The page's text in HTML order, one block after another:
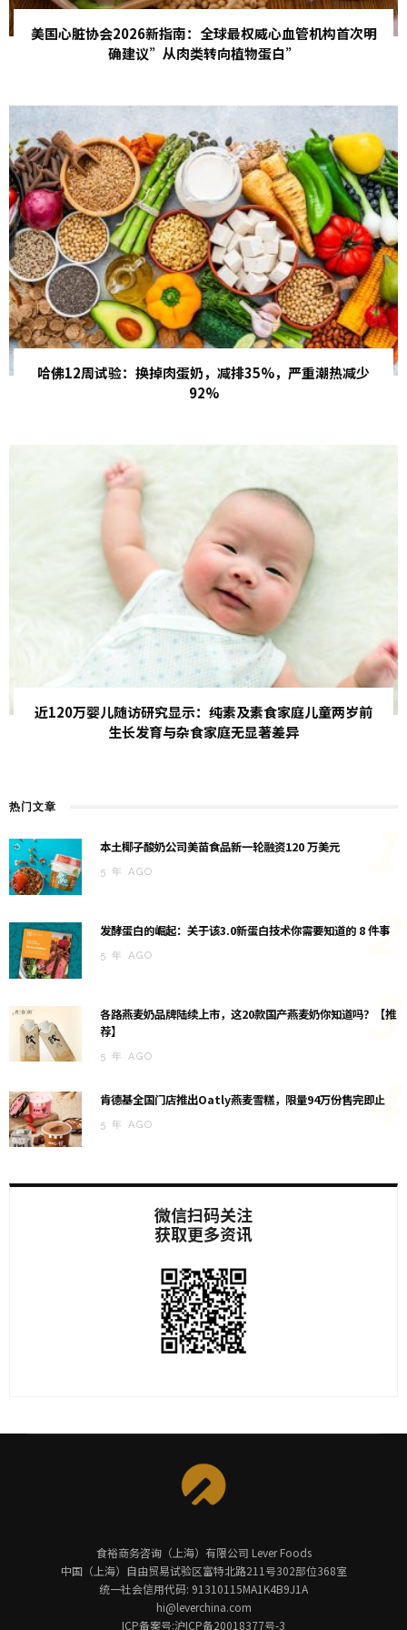
美国心脏协会2026新指南：全球最权威心血管机构首次明
确建议”从肉类转向植物蛋白”
哈佛12周试验：换掉肉蛋奶，减排35%，严重潮热减少
92%
近120万婴儿随访研究显示：纯素及素食家庭儿童两岁前
生长发育与杂食家庭无显著差异
热门文章
本土椰子酸奶公司美苗食品新一轮融资120 万美元
5 年 AGO
发酵蛋白的崛起：关于该3.0新蛋白技术你需要知道的 8 件事
5 年 AGO 2
各路燕麦奶品牌陆续上市，这20款国产燕麦奶你知道吗？【推
荐】
5 年 AGO
3
肯德基全国门店推出Oatly燕麦雪糕，限量94万份售完即止
5 年 AGO 4
微信扫码关注
获取更多资讯
食裕商务咨询（上海）有限公司 Lever Foods
中国（上海）自由贸易试验区富特北路211号302部位368室
统一社会信用代码: 91310115MA1K4B9J1A
hi@leverchina.com
ICP备案号:沪ICP备20018377号-3